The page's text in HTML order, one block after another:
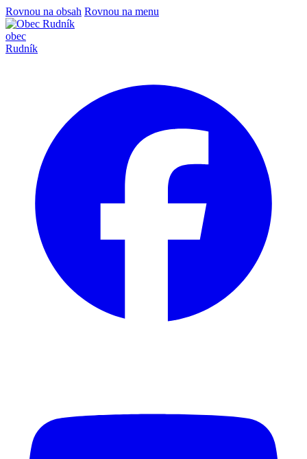
Rovnou na obsah Rovnou na menu
obec
Rudník